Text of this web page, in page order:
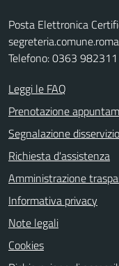
Posta Elettronica
Telefono: 0363 982311
Leggi le FAQ
Prenotazione
Segnalazione disservizio
Richiesta d'assistenza
Amministrazione
Informativa privacy
Note legali
Cookies